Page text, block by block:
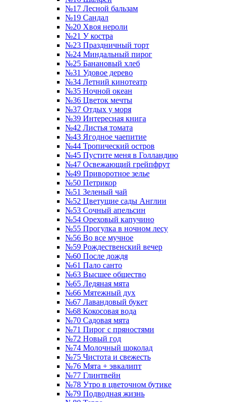
№17 Лесной бальзам
№19 Сандал
№20 Хвоя нероли
№21 У костра
№23 Праздничный торт
№24 Миндальный пирог
№25 Банановый хлеб
№31 Удовое дерево
№34 Летний кинотеатр
№35 Ночной океан
№36 Цветок мечты
№37 Отдых у моря
№39 Интересная книга
№42 Листья томата
№43 Ягодное чаепитие
№44 Тропический остров
№45 Пустите меня в Голландию
№47 Освежающий грейпфрут
№49 Приворотное зелье
№50 Петрикор
№51 Зеленый чай
№52 Цветущие сады Англии
№53 Сочный апельсин
№54 Ореховый капучино
№55 Прогулка в ночном лесу
№56 Во все мучное
№59 Рождественский вечер
№60 После дождя
№61 Пало санто
№63 Высшее общество
№65 Ледяная мята
№66 Мятежный дух
№67 Лавандовый букет
№68 Кокосовая вода
№70 Садовая мята
№71 Пирог с пряностями
№72 Новый год
№74 Молочный шоколад
№75 Чистота и свежесть
№76 Мята + эвкалипт
№77 Глинтвейн
№78 Утро в цветочном бутике
№79 Подводная жизнь